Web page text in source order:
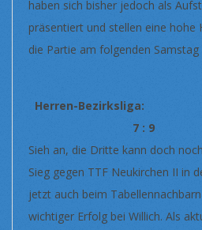
haben sich bisher jedoch als
präsentiert und stellen eine hohe
die Partie am folgenden Samstag
Herren-Bezirksliga:
7 : 9
Sieh an, die Dritte kann doch
Sieg gegen TTF Neukirchen II in
jetzt auch beim
wichtiger Erfolg bei Willich. Als